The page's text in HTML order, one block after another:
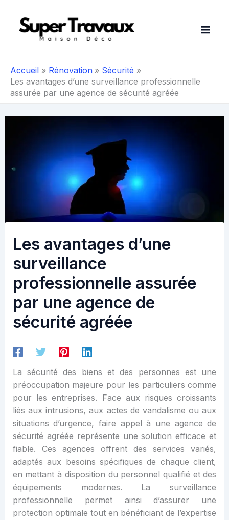
contenu
Accueil Rénovation
Sécurité
Les avantages d’une surveillance professionnelle
assurée par une agence de sécurité agréée
Les avantages d’une
surveillance
professionnelle assurée
par une agence de
sécurité agréée
La sécurité des biens et des personnes est une
préoccupation majeure pour les particuliers comme
pour les entreprises. Face aux risques croissants
liés aux intrusions, aux actes de vandalisme ou aux
situations d’urgence, faire appel à une agence de
sécurité agréée représente une solution efficace et
fiable. Ces agences offrent des services variés,
adaptés aux besoins spécifiques de chaque client,
en mettant à disposition du personnel qualifié et des
équipements modernes. La surveillance
professionnelle permet ainsi d’assurer une
protection optimale tout en bénéficiant de l’expertise